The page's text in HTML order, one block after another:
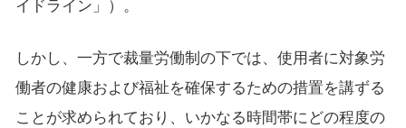
イドライン」）。
しかし、一方で裁量労働制の下では、使用者に対象労
働者の健康および福祉を確保するための措置を講ずる
ことが求められており、いかなる時間帯にどの程度の